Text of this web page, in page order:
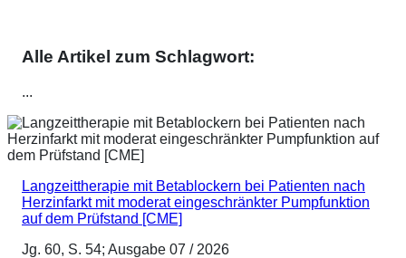
Alle Artikel zum Schlagwort:
...
Langzeittherapie mit Betablockern bei Patienten nach
Herzinfarkt mit moderat eingeschränkter Pumpfunktion
auf dem Prüfstand [CME]
Jg. 60, S. 54; Ausgabe 07 / 2026